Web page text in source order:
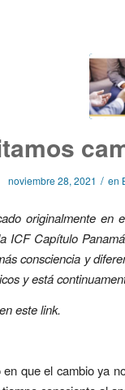
noviembre 28, 2021 / en
originalmente en
ICF Capítulo
consciencia y
y está
estelink.
que el cambio ya